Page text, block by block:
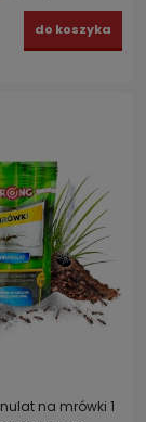
do koszyka
na mrówki 1